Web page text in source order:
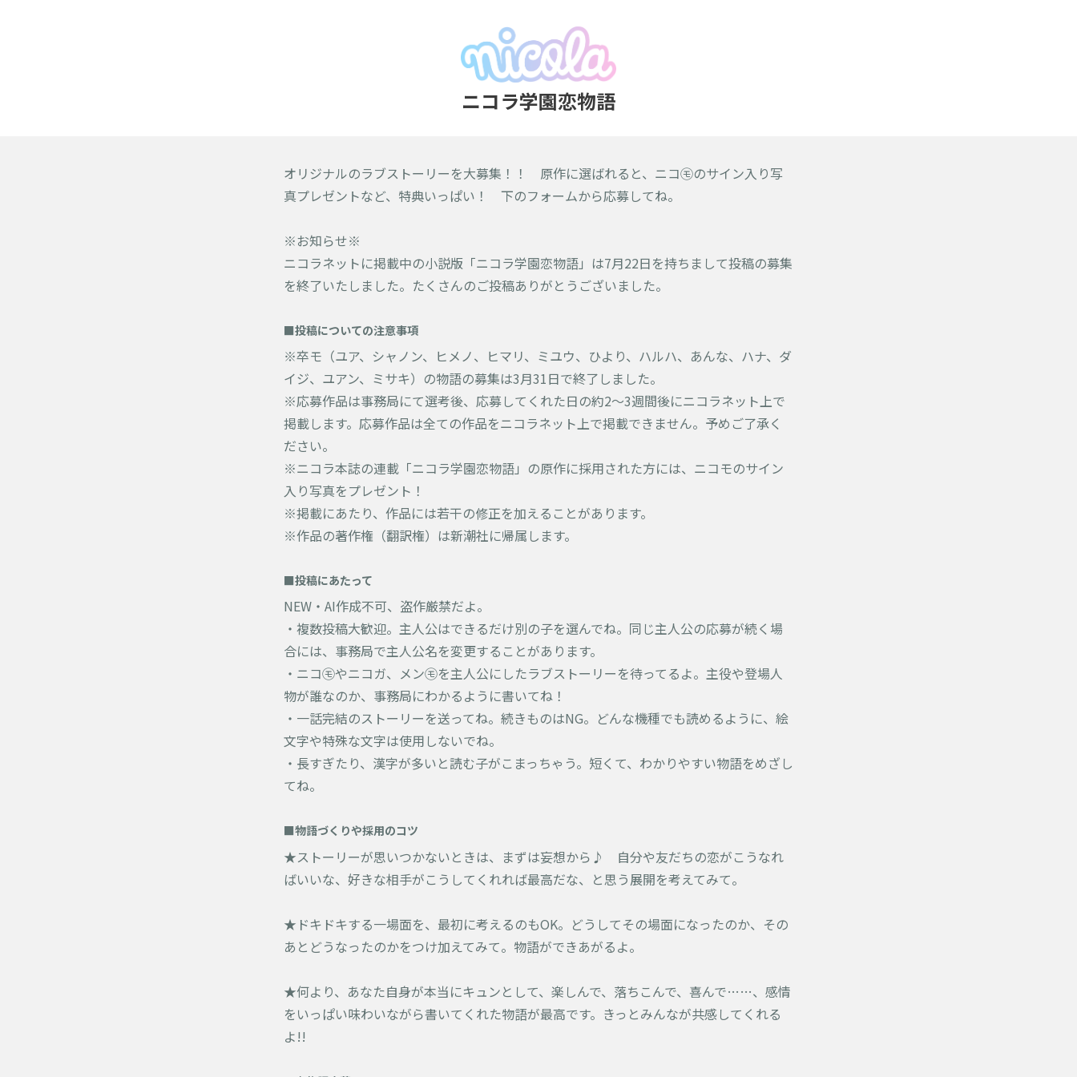
ニコラ学園恋物語
オリジナルのラブストーリーを大募集！！ 原作に選ばれると、ニコ㋲のサイン入り写
真プレゼントなど、特典いっぱい！ 下のフォームから応募してね。
※お知らせ※
ニコラネットに掲載中の小説版「ニコラ学園恋物語」は7月22日を持ちまして投稿の募集
を終了いたしました。たくさんのご投稿ありがとうございました。
■投稿についての注意事項
※卒モ（ユア、シャノン、ヒメノ、ヒマリ、ミユウ、ひより、ハルハ、あんな、ハナ、ダ
イジ、ユアン、ミサキ）の物語の募集は3月31日で終了しました。
※応募作品は事務局にて選考後、応募してくれた日の約2～3週間後にニコラネット上で
掲載します。応募作品は全ての作品をニコラネット上で掲載できません。予めご了承く
ださい。
※ニコラ本誌の連載「ニコラ学園恋物語」の原作に採用された方には、ニコモのサイン
入り写真をプレゼント！
※掲載にあたり、作品には若干の修正を加えることがあります。
※作品の著作権（翻訳権）は新潮社に帰属します。
■投稿にあたって
NEW・AI作成不可、盗作厳禁だよ。
・複数投稿大歓迎。主人公はできるだけ別の子を選んでね。同じ主人公の応募が続く場
合には、事務局で主人公名を変更することがあります。
・ニコ㋲やニコガ、メン㋲を主人公にしたラブストーリーを待ってるよ。主役や登場人
物が誰なのか、事務局にわかるように書いてね！
・一話完結のストーリーを送ってね。続きものはNG。どんな機種でも読めるように、絵
文字や特殊な文字は使用しないでね。
・長すぎたり、漢字が多いと読む子がこまっちゃう。短くて、わかりやすい物語をめざし
てね。
■物語づくりや採用のコツ
★ストーリーが思いつかないときは、まずは妄想から♪ 自分や友だちの恋がこうなれ
ばいいな、好きな相手がこうしてくれれば最高だな、と思う展開を考えてみて。
★ドキドキする一場面を、最初に考えるのもOK。どうしてその場面になったのか、その
あとどうなったのかをつけ加えてみて。物語ができあがるよ。
★何より、あなた自身が本当にキュンとして、楽しんで、落ちこんで、喜んで……、感情
をいっぱい味わいながら書いてくれた物語が最高です。きっとみんなが共感してくれる
よ!!